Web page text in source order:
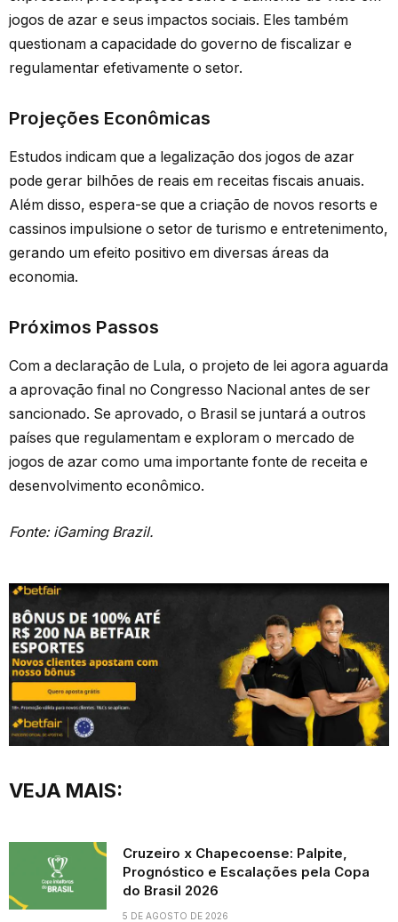
jogos de azar e seus impactos sociais. Eles também
questionam a capacidade do governo de fiscalizar e
regulamentar efetivamente o setor.
Projeções Econômicas
Estudos indicam que a legalização dos jogos de azar
pode gerar bilhões de reais em receitas fiscais anuais.
Além disso, espera-se que a criação de novos resorts e
cassinos impulsione o setor de turismo e entretenimento,
gerando um efeito positivo em diversas áreas da
economia.
Próximos Passos
Com a declaração de Lula, o projeto de lei agora aguarda
a aprovação final no Congresso Nacional antes de ser
sancionado. Se aprovado, o Brasil se juntará a outros
países que regulamentam e exploram o mercado de
jogos de azar como uma importante fonte de receita e
desenvolvimento econômico.
Fonte: iGaming Brazil.
VEJA MAIS:
Cruzeiro x Chapecoense: Palpite,
Prognóstico e Escalações pela Copa
do Brasil 2026
5 DE AGOSTO DE 2026